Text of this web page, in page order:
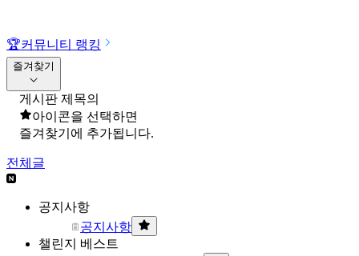
🏆커뮤니티 랭킹
즐겨찾기
게시판 제목의
아이콘을 선택하면
즐겨찾기에 추가됩니다.
전체글
공지사항
공지사항
챌린지 베스트